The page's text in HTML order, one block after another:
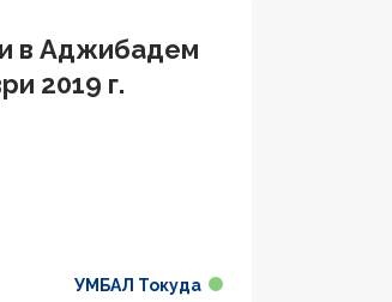
в Аджибадем
2019 г.
УМБАЛ Токуда